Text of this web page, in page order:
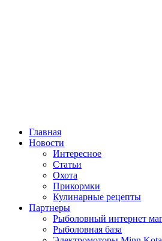
Главная
Новости
Интересное
Статьи
Охота
Прикормки
Кулинарные рецепты
Партнеры
Рыболовный интернет
Рыболовная база